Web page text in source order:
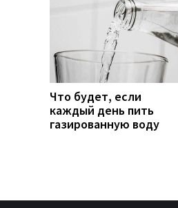
Что будет, если
каждый день пить
газированную воду